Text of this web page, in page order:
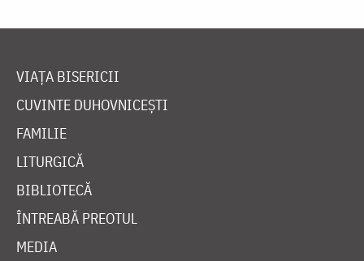
VIAȚA BISERICII
CUVINTE DUHOVNICEȘTI
FAMILIE
LITURGICĂ
BIBLIOTECĂ
ÎNTREABĂ PREOTUL
MEDIA